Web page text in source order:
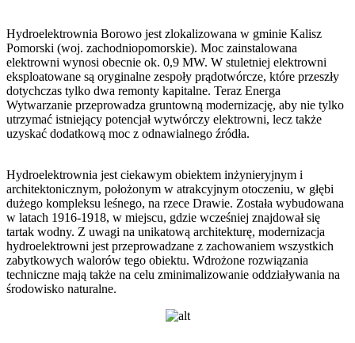
Hydroelektrownia Borowo jest zlokalizowana w gminie Kalisz
Pomorski (woj. zachodniopomorskie). Moc zainstalowana
elektrowni wynosi obecnie ok. 0,9 MW. W stuletniej elektrowni
eksploatowane są oryginalne zespoły prądotwórcze, które przeszły
dotychczas tylko dwa remonty kapitalne. Teraz Energa
Wytwarzanie przeprowadza gruntowną modernizację, aby nie tylko
utrzymać istniejący potencjał wytwórczy elektrowni, lecz także
uzyskać dodatkową moc z odnawialnego źródła.
Hydroelektrownia jest ciekawym obiektem inżynieryjnym i
architektonicznym, położonym w atrakcyjnym otoczeniu, w głębi
dużego kompleksu leśnego, na rzece Drawie. Została wybudowana
w latach 1916-1918, w miejscu, gdzie wcześniej znajdował się
tartak wodny. Z uwagi na unikatową architekturę, modernizacja
hydroelektrowni jest przeprowadzane z zachowaniem wszystkich
zabytkowych walorów tego obiektu. Wdrożone rozwiązania
techniczne mają także na celu zminimalizowanie oddziaływania na
środowisko naturalne.